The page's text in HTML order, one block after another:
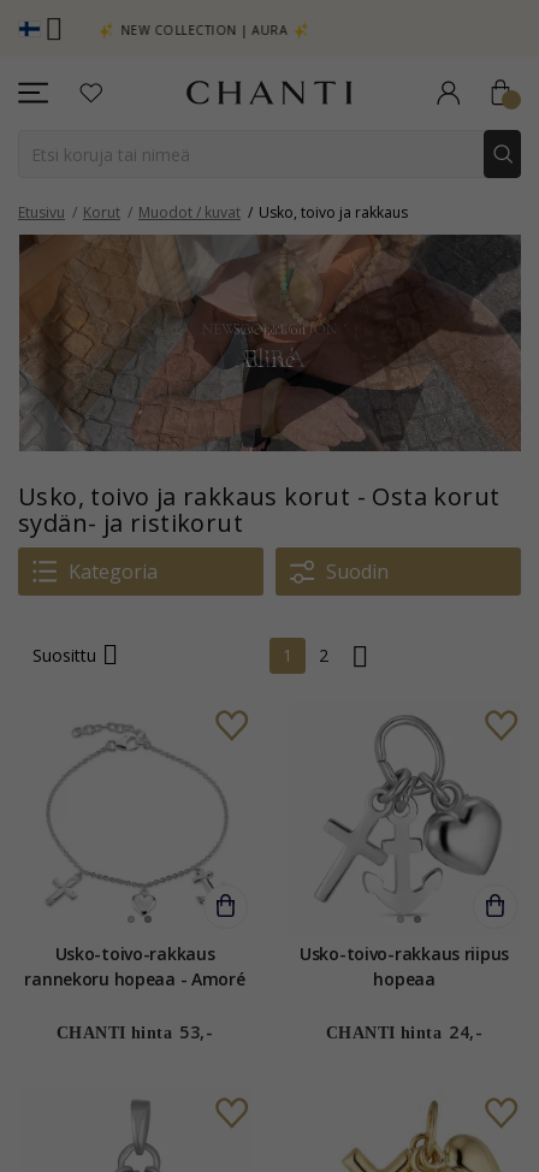
SAVE 50% ON ELINÉ
Etusivu Korut Muodot / kuvat Usko, toivo ja rakkaus
Usko, toivo ja rakkaus korut - Osta korut
sydän- ja ristikorut
Kategoria Suodin
Suosittu 1 2
Usko-toivo-rakkaus
rannekoru hopeaa - Amoré
CHANTI hinta 53,-
Usko-toivo-rakkaus riipus
hopeaa
CHANTI hinta 24,-